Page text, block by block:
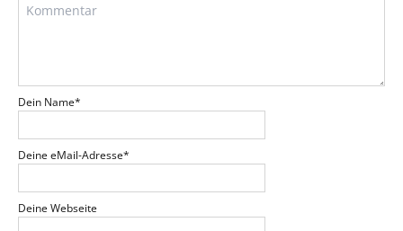
Dein Name*
Deine eMail-Adresse*
Deine Webseite